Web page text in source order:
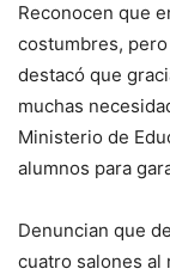
Reconocen que
costumbres,
destacó que
muchas
Ministerio de
alumnos para
Denuncian que
cuatro salones al